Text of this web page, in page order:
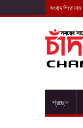
সংবাদ শিরোনাম
প্রচ্ছদ